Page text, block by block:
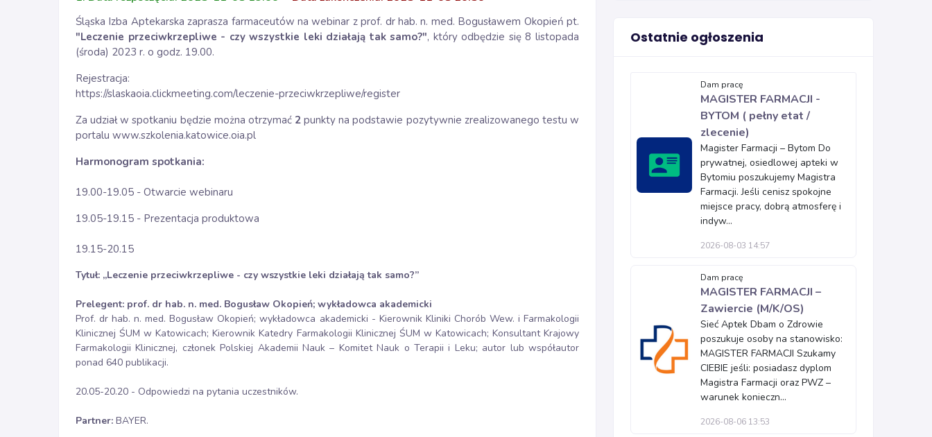
Śląska Izba Aptekarska zaprasza farmaceutów na webinar z prof. dr hab. n. med. Bogusławem Okopień pt.
"Leczenie przeciwkrzepliwe - czy wszystkie leki działają tak samo?", który odbędzie się 8 listopada
(środa) 2023 r. o godz. 19.00.
Rejestracja:
https://slaskaoia.clickmeeting.com/leczenie-przeciwkrzepliwe/register
Za udział w spotkaniu będzie można otrzymać 2 punkty na podstawie pozytywnie zrealizowanego testu w
portalu www.szkolenia.katowice.oia.pl
Harmonogram spotkania:
19.00-19.05 - Otwarcie webinaru
19.05-19.15 - Prezentacja produktowa
19.15-20.15
Tytuł: „Leczenie przeciwkrzepliwe - czy wszystkie leki działają tak samo?”
Prelegent: prof. dr hab. n. med. Bogusław Okopień; wykładowca akademicki
Prof. dr hab. n. med. Bogusław Okopień; wykładowca akademicki - Kierownik Kliniki Chorób Wew. i Farmakologii
Klinicznej ŚUM w Katowicach; Kierownik Katedry Farmakologii Klinicznej ŚUM w Katowicach; Konsultant Krajowy
Farmakologii Klinicznej, członek Polskiej Akademii Nauk – Komitet Nauk o Terapii i Leku; autor lub współautor
ponad 640 publikacji.
20.05-20.20 - Odpowiedzi na pytania uczestników.
Partner: BAYER.
Ostatnie ogłoszenia
Dam pracę
MAGISTER FARMACJI -
BYTOM ( pełny etat /
zlecenie)
Magister Farmacji – Bytom Do
prywatnej, osiedlowej apteki w
Bytomiu poszukujemy Magistra
Farmacji. Jeśli cenisz spokojne
miejsce pracy, dobrą atmosferę i
indyw...
2026-08-03 14:57
Dam pracę
MAGISTER FARMACJI –
Zawiercie (M/K/OS)
Sieć Aptek Dbam o Zdrowie
poszukuje osoby na stanowisko:
MAGISTER FARMACJI Szukamy
CIEBIE jeśli: posiadasz dyplom
Magistra Farmacji oraz PWZ –
warunek konieczn...
2026-08-06 13:53